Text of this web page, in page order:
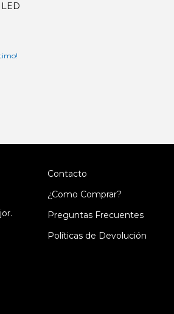
Contacto
¿Como Comprar?
Preguntas Frecuentes
Políticas de Devolución